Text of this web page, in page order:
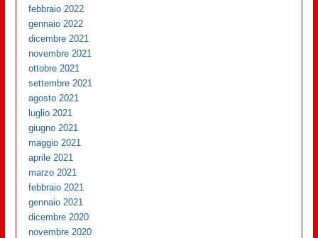
febbraio 2022
gennaio 2022
dicembre 2021
novembre 2021
ottobre 2021
settembre 2021
agosto 2021
luglio 2021
giugno 2021
maggio 2021
aprile 2021
marzo 2021
febbraio 2021
gennaio 2021
dicembre 2020
novembre 2020